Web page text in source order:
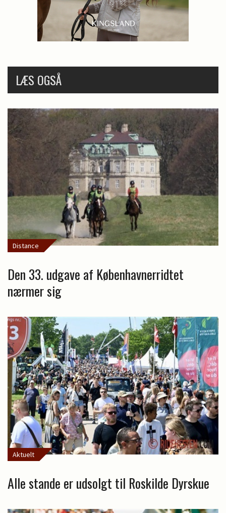
LÆS OGSÅ
Distance
Den 33. udgave af Københavnerridtet
nærmer sig
Aktuelt
Alle stande er udsolgt til Roskilde Dyrskue